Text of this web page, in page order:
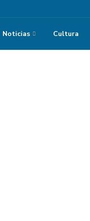
Noticias Cultura